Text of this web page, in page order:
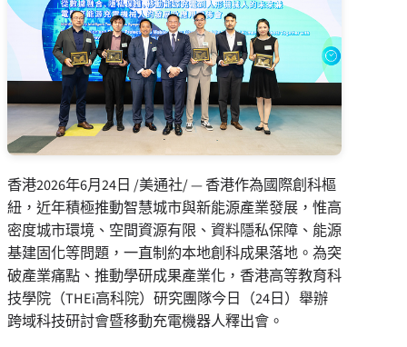
香港2026年6月24日 /美通社/ — 香港作為國際創科樞
紐，近年積極推動智慧城市與新能源產業發展，惟高
密度城市環境、空間資源有限、資料隱私保障、能源
基建固化等問題，一直制約本地創科成果落地。為突
破產業痛點、推動學研成果產業化，香港高等教育科
技學院（THEi高科院）研究團隊今日（24日）舉辦
跨域科技研討會暨移動充電機器人釋出會。